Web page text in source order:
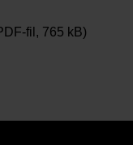
fil, 765 kB)